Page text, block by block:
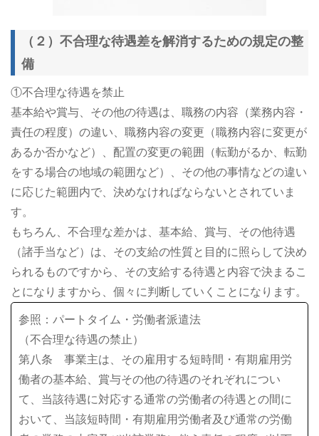
（２）不合理な待遇差を解消するための規定の整
備
①不合理な待遇を禁止
基本給や賞与、その他の待遇は、職務の内容（業務内容・
責任の程度）の違い、職務内容の変更（職務内容に変更が
あるか否かなど）、配置の変更の範囲（転勤がるか、転勤
をする場合の地域の範囲など）、その他の事情などの違い
に応じた範囲内で、決めなければならないとされていま
す。
もちろん、不合理な差かは、基本給、賞与、その他待遇
（諸手当など）は、その支給の性質と目的に照らして決め
られるものですから、その支給する待遇と内容で決まるこ
とになりますから、個々に判断していくことになります。
参照：パートタイム・労働者派遣法
（不合理な待遇の禁止）
第八条 事業主は、その雇用する短時間・有期雇用労
働者の基本給、賞与その他の待遇のそれぞれについ
て、当該待遇に対応する通常の労働者の待遇との間に
おいて、当該短時間・有期雇用労働者及び通常の労働